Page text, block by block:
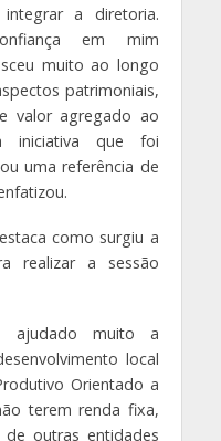
a diretoria.
em mim
muito ao longo
patrimoniais,
valor agregado ao
iniciativa que foi
uma referência de
como surgiu a
realizar a sessão
ajudado muito a
local
Orientado a
terem renda fixa,
outras entidades